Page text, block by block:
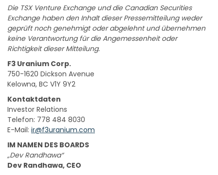
Die TSX Venture Exchange und die Canadian Securities
Exchange haben den Inhalt dieser Pressemitteilung weder
geprüft noch genehmigt oder abgelehnt und übernehmen
keine Verantwortung für die Angemessenheit oder
Richtigkeit dieser Mitteilung.
F3 Uranium Corp.
750-1620 Dickson Avenue
Kelowna, BC V1Y 9Y2
Kontaktdaten
Investor Relations
Telefon: 778 484 8030
E-Mail: ir@f3uranium.com
IM NAMEN DES BOARDS
„Dev Randhawa“
Dev Randhawa, CEO